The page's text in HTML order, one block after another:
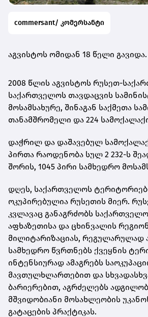
commersant/ კომერსანტი
აგვისტოს ომიდან 18 წელი გავიდა.
2008 წლის აგვისტოს რუსეთ-
საქართველოს თავდაცვის
მოსამსახურე, შინაგან საქმეთა
თანამშრომელი და 224
დაჭრილ და დაშავებულ
პირთა რაოდენობა სულ 2 232-ს
შორის, 1045 პირი სამხედრო
დღეს, საქართველოს
ოკუპირებულია რუსეთის მიერ.
კვლავაც განაგრძობს
აფხაზეთისა და ცხინვალის
მილიტარიზაციას, რეგულარულად
სამხედრო წვრთნებს ქვეყნის
ინტენსიურად ამაგრებს
მავთულხლართებით და
ბარიერებით, აგრძელებს
მშვიდობიანი მოსახლეობის
გატაცების პრაქტიკას.